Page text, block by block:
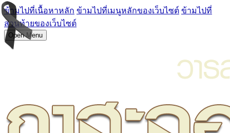
ข้ามไปที่เนื้อหาหลัก ข้ามไปที่เมนูหลักของเว็บไซต์ ข้ามไปที่
ส่วนท้ายของเว็บไซต์
Open Menu